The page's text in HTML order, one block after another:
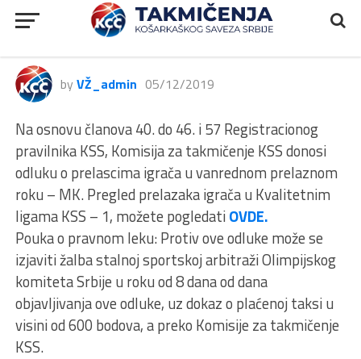
Odluke Vanredni prelazni rok MK
05. Decembar 2019.
by VŽ_admin 05/12/2019
Na osnovu članova 40. do 46. i 57 Registracionog
pravilnika KSS, Komisija za takmičenje KSS donosi
odluku o prelascima igrača u vanrednom prelaznom
roku – MK. Pregled prelazaka igrača u Kvalitetnim
ligama KSS – 1, možete pogledatiOVDE.
Pouka o pravnom leku: Protiv ove odluke može se
izjaviti žalba stalnoj sportskoj arbitraži Olimpijskog
komiteta Srbije u roku od 8 dana od dana
objavljivanja ove odluke, uz dokaz o plaćenoj taksi u
visini od 600 bodova, a preko Komisije za takmičenje
KSS.